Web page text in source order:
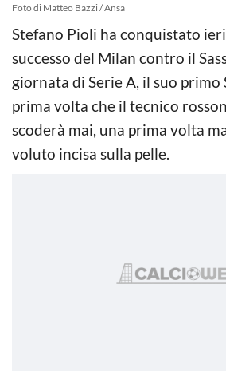
Foto di Matteo Bazzi / Ansa
Stefano Pioli ha conquistato
successo del Milan contro il
giornata di Serie A, il suo primo
prima volta che il tecnico
scoderà mai, una prima volta
voluto incisa sulla pelle.